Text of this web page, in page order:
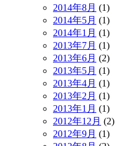
2014年8月 (1)
2014年5月 (1)
2014年1月 (1)
2013年7月 (1)
2013年6月 (2)
2013年5月 (1)
2013年4月 (1)
2013年2月 (1)
2013年1月 (1)
2012年12月 (2)
2012年9月 (1)